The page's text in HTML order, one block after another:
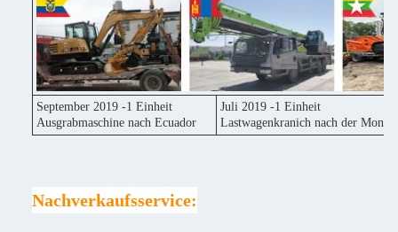
September 2019 -1 Einheit
Ausgrabmaschine nach Ecuador
Juli 2019 -1 Einheit
Lastwagenkranich nach der
Nachverkaufsservice: